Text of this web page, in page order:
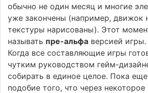
обычно не один месяц и многие
уже закончены (например, движок
текстуры нарисованы). Этот
называть пре-альфа версией игры.
Когда все составляющие игры
чутким руководством гейм-
собирать в единое целое. Пока
подобие того, что через